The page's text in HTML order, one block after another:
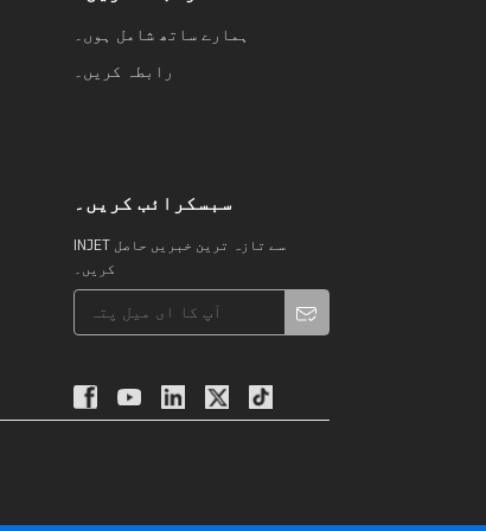
ہمارے ساتھ شامل ہوں۔
رابطہ کریں۔
سبسکرائب کریں۔
INJET سے تازہ ترین خبریں حاصل
کریں۔